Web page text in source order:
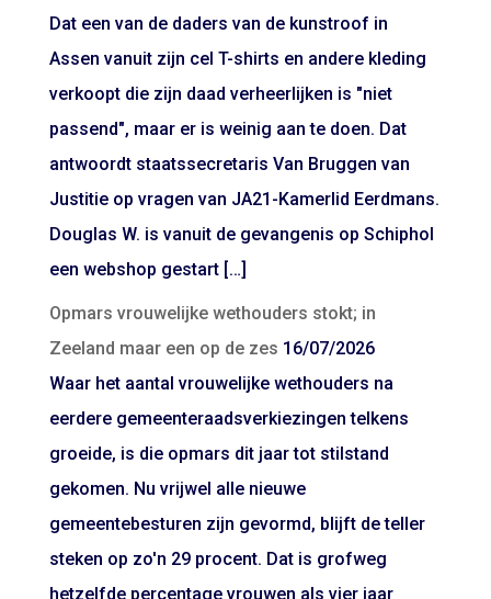
Dat een van de daders van de kunstroof in
Assen vanuit zijn cel T-shirts en andere kleding
verkoopt die zijn daad verheerlijken is "niet
passend", maar er is weinig aan te doen. Dat
antwoordt staatssecretaris Van Bruggen van
Justitie op vragen van JA21-Kamerlid Eerdmans.
Douglas W. is vanuit de gevangenis op Schiphol
een webshop gestart […]
Opmars vrouwelijke wethouders stokt; in
Zeeland maar een op de zes 16/07/2026
Waar het aantal vrouwelijke wethouders na
eerdere gemeenteraadsverkiezingen telkens
groeide, is die opmars dit jaar tot stilstand
gekomen. Nu vrijwel alle nieuwe
gemeentebesturen zijn gevormd, blijft de teller
steken op zo'n 29 procent. Dat is grofweg
hetzelfde percentage vrouwen als vier jaar